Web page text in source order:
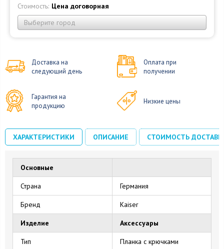
Стоимость: Цена договорная
Выберите город
Доставка на
следующий день
Оплата при
получении
Гарантия на
продукцию
Низкие цены
ХАРАКТЕРИСТИКИ ОПИСАНИЕ СТОИМОСТЬ
Основные
Страна Германия
Бренд Kaiser
Изделие Аксессуары
Тип Планка с крючками